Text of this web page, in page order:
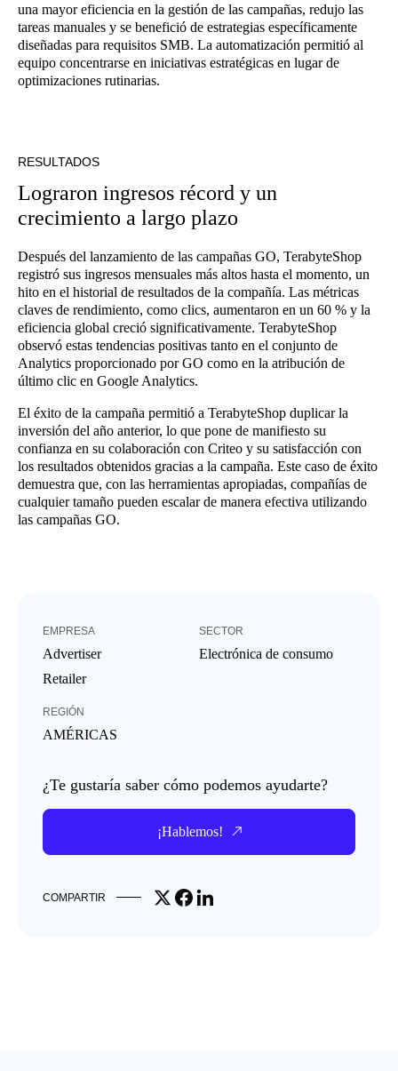
EMPRESA
Advertiser
Retailer
SECTOR
Electrónica de consumo
REGIÓN
AMÉRICAS
¿Te gustaría saber cómo podemos ayudarte?
¡Hablemos!
COMPARTIR Share on X
Share on Facebook
Share on LinkedIn
una mayor eficiencia en la gestión de las campañas, redujo las
tareas manuales y se benefició de estrategias específicamente
diseñadas para requisitos SMB. La automatización permitió al
equipo concentrarse en iniciativas estratégicas en lugar de
optimizaciones rutinarias.
RESULTADOS
Lograron ingresos récord y un
crecimiento a largo plazo
Después del lanzamiento de las campañas GO, TerabyteShop
registró sus ingresos mensuales más altos hasta el momento, un
hito en el historial de resultados de la compañía. Las métricas
claves de rendimiento, como clics, aumentaron en un 60 % y la
eficiencia global creció significativamente. TerabyteShop
observó estas tendencias positivas tanto en el conjunto de
Analytics proporcionado por GO como en la atribución de
último clic en Google Analytics.
El éxito de la campaña permitió a TerabyteShop duplicar la
inversión del año anterior, lo que pone de manifiesto su
confianza en su colaboración con Criteo y su satisfacción con
los resultados obtenidos gracias a la campaña. Este caso de éxito
demuestra que, con las herramientas apropiadas, compañías de
cualquier tamaño pueden escalar de manera efectiva utilizando
las campañas GO.